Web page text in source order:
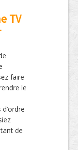
TV
faire
le
de